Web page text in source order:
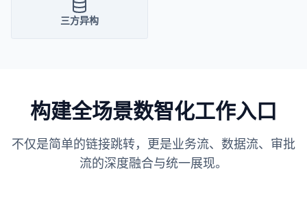
三方异构
构建全场景数智化工作入口
不仅是简单的链接跳转，更是业务流、数据流、审批
流的深度融合与统一展现。